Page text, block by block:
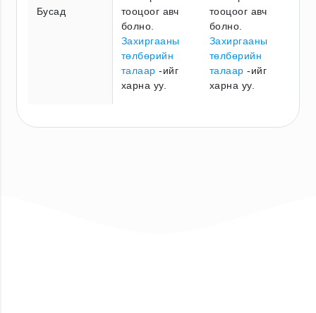
Бусад
тооцоог авч
болно.
Захиргааны
төлбөрийн
талаар -ийг
харна уу.
тооцоог авч
болно.
Захиргааны
төлбөрийн
талаар -ийг
харна уу.